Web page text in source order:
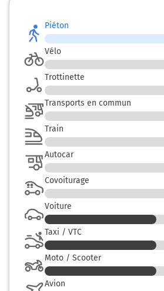
Piéton
Vélo
Trottinette
Transports en commun
Train
Autocar
Covoiturage
Voiture
Taxi / VTC
Moto / Scooter
Avion